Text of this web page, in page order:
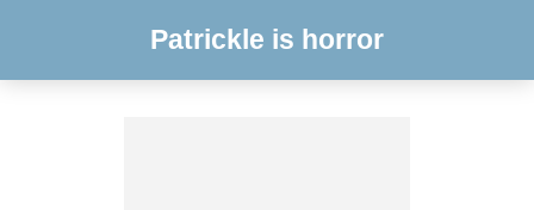
Patrickle is horror